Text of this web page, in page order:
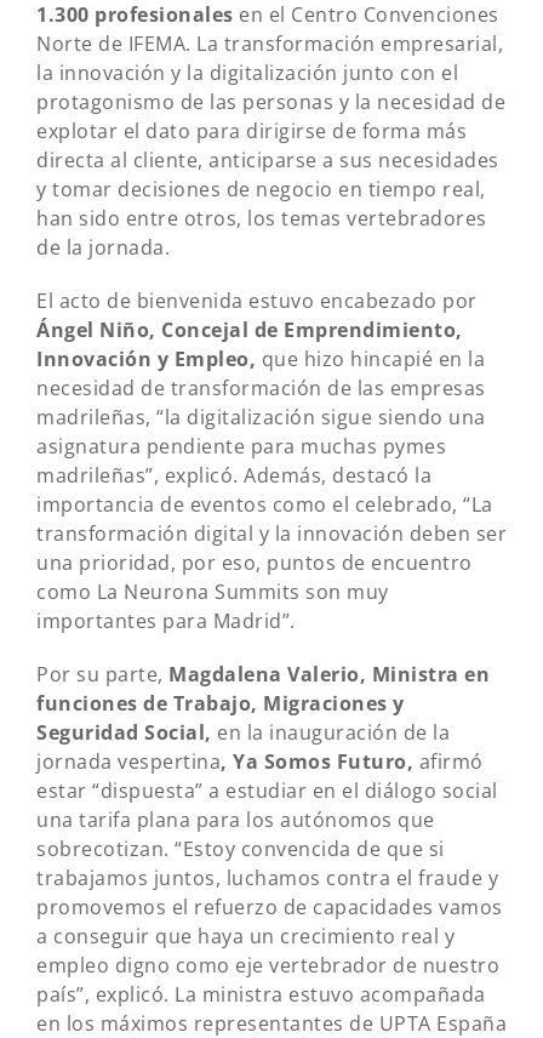
1.300 profesionales en el Centro Convenciones
Norte de IFEMA. La transformación empresarial,
la innovación y la digitalización junto con el
protagonismo de las personas y la necesidad de
explotar el dato para dirigirse de forma más
directa al cliente, anticiparse a sus necesidades
y tomar decisiones de negocio en tiempo real,
han sido entre otros, los temas vertebradores
de la jornada.
El acto de bienvenida estuvo encabezado por
Ángel Niño, Concejal de Emprendimiento,
Innovación y Empleo, que hizo hincapié en la
necesidad de transformación de las empresas
madrileñas, “la digitalización sigue siendo una
asignatura pendiente para muchas pymes
madrileñas”, explicó. Además, destacó la
importancia de eventos como el celebrado, “La
transformación digital y la innovación deben ser
una prioridad, por eso, puntos de encuentro
como La Neurona Summits son muy
importantes para Madrid”.
Por su parte, Magdalena Valerio, Ministra en
funciones de Trabajo, Migraciones y
Seguridad Social, en la inauguración de la
jornada vespertina, Ya Somos Futuro, afirmó
estar “dispuesta” a estudiar en el diálogo social
una tarifa plana para los autónomos que
sobrecotizan. “Estoy convencida de que si
trabajamos juntos, luchamos contra el fraude y
promovemos el refuerzo de capacidades vamos
a conseguir que haya un crecimiento real y
empleo digno como eje vertebrador de nuestro
país”, explicó. La ministra estuvo acompañada
en los máximos representantes de UPTA España